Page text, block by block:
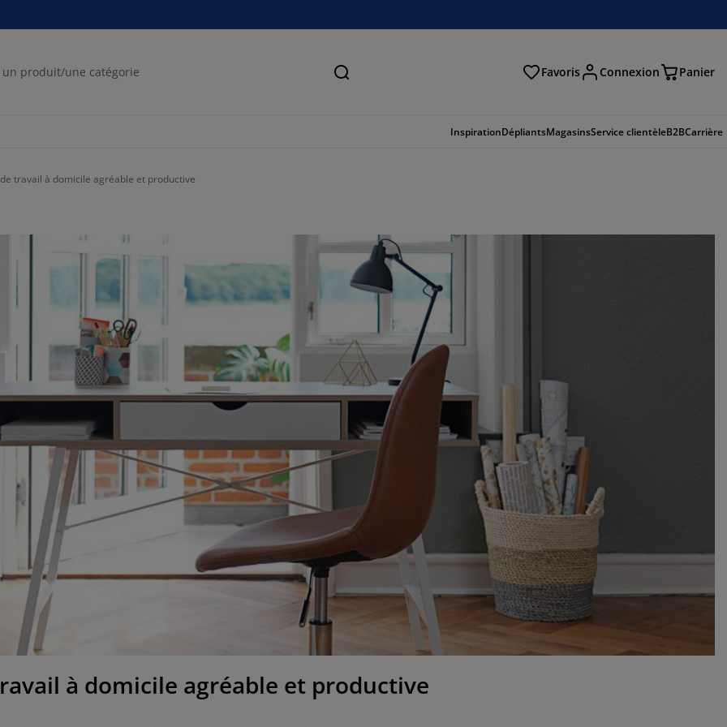
Recherche Favoris Connexion Panier
InspirationDépliantsMagasinsService clientèleB2BCarrière
travail à domicile agréable et productive
à domicile agréable et productive